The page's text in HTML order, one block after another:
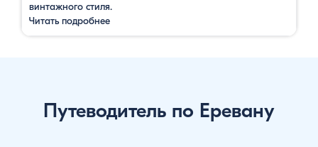
винтажного стиля.
Читать подробнее
Путеводитель по Еревану